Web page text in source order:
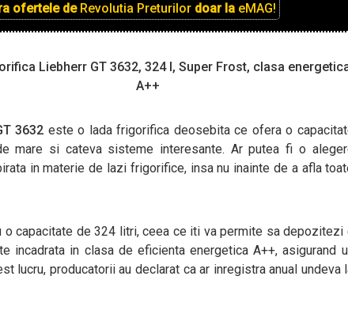
ofertele de Revolutia Preturilor doar la eMAG!
Liebherr GT 3632, 324 l, Super Frost, clasa
A++
3632 este o lada frigorifica deosebita ce ofera o
mare si cateva sisteme interesante. Ar putea fi o
in materie de lazi frigorifice, insa nu inainte de a afla
o capacitate de 324 litri, ceea ce iti va permite sa depozitezi
incadrata in clasa de eficienta energetica A++, asigurand
lucru, producatorii au declarat ca ar inregistra anual undeva